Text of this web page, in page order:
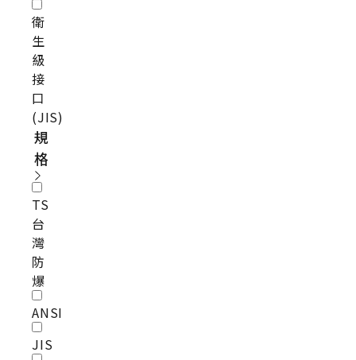
衛
生
級
接
口
(JIS)
規
格
TS
台
灣
防
爆
ANSI
JIS